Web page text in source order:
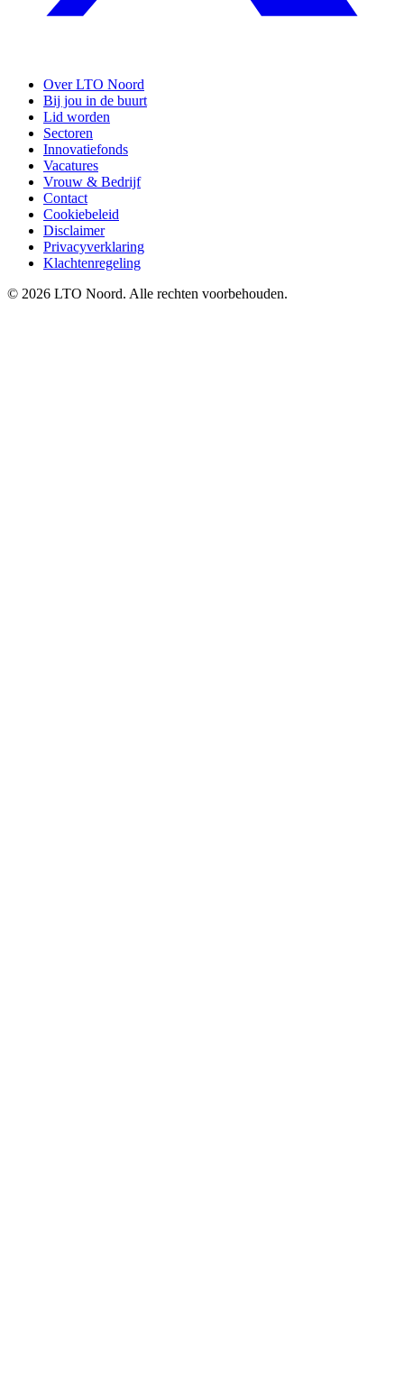
Over LTO Noord
Bij jou in de buurt
Lid worden
Sectoren
Innovatiefonds
Vacatures
Vrouw & Bedrijf
Contact
Cookiebeleid
Disclaimer
Privacyverklaring
Klachtenregeling
© 2026 LTO Noord. Alle rechten voorbehouden.